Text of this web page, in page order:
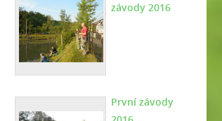
závody 2016
První závody